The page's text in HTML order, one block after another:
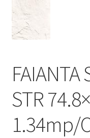
Despre noi
Plata si Livrare
Politică de
Politica de cookie
FAIANTA
STR
1.34mp/